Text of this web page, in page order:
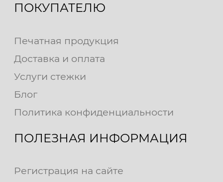
ПОКУПАТЕЛЮ
Печатная продукция
Доставка и оплата
Услуги стежки
Блог
Политика конфиденциальности
ПОЛЕЗНАЯ ИНФОРМАЦИЯ
Регистрация на сайте